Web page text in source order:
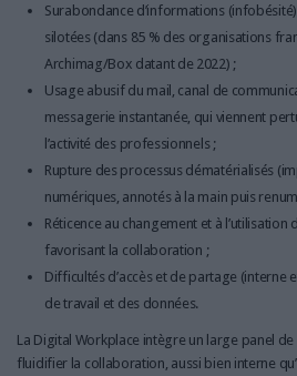
Surabondance d’informations
silotées (dans 85 % des organisations
Archimag/Box datant de 2022) ;
Usage abusif du mail, canal de
messagerie instantanée, qui viennent
l’activité des professionnels ;
Rupture des processus dématérialisés
numériques, annotés à la main puis
Réticence au changement et à l’utilisation
favorisant la collaboration ;
Difficultés d’accès et de partage (interne
de travail et des données.
La Digital Workplace intègre un large panel
fluidifier la collaboration, aussi bien interne